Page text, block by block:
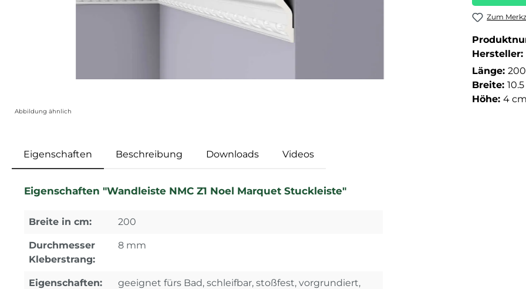
Abbildung ähnlich
Zum
Hersteller:
Länge:
Breite:
Höhe: 4 cm
Eigenschaften Beschreibung Downloads Videos
Eigenschaften "Wandleiste NMC Z1 Noel Marquet Stuckleiste"
Breite in cm: 200
Durchmesser
Kleberstrang:
8 mm
Eigenschaften:
geeignet fürs Bad, schleifbar, stoßfest, vorgrundiert,